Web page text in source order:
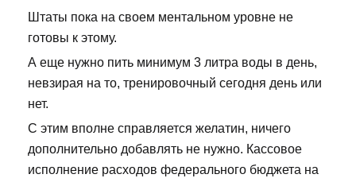
Штаты пока на своем ментальном уровне не
готовы к этому.
А еще нужно пить минимум 3 литра воды в день,
невзирая на то, тренировочный сегодня день или
нет.
С этим вполне справляется желатин, ничего
дополнительно добавлять не нужно. Кассовое
исполнение расходов федерального бюджета на